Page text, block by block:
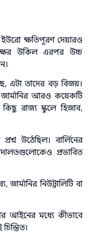
ক্ষতিপূরণ দেয়ারও
উকিল এরপর উচ্চ
এটা তাদের বড় বিজয়।
আরও কয়েকটি
রাজ্য স্কুলে হিজাব,
উঠেছিল। বার্লিনের
প্রভাবিত
নিউট্রালিটি বা
আইনের মধ্যে কীভাবে